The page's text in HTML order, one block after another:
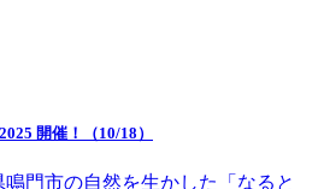
開催！（10/18）
門市の自然を生かした「なると